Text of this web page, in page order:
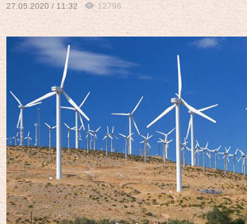
27.05.2020 / 11:32 12796